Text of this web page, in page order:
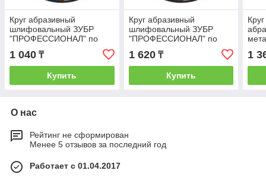
Круг абразивный
шлифовальный ЗУБР
"ПРОФЕССИОНАЛ" по
металу,
150ммх6ммх22,23мм
1 040 ₸
Купить
Круг абразивный
шлифовальный ЗУБР
"ПРОФЕССИОНАЛ" по
металлу,
230ммх6ммх22,23 мм
1 620₸
Купить
1
О нас
Рейтинг не сформирован
Менее 5 отзывов за последний год
Работает с 01.04.2017